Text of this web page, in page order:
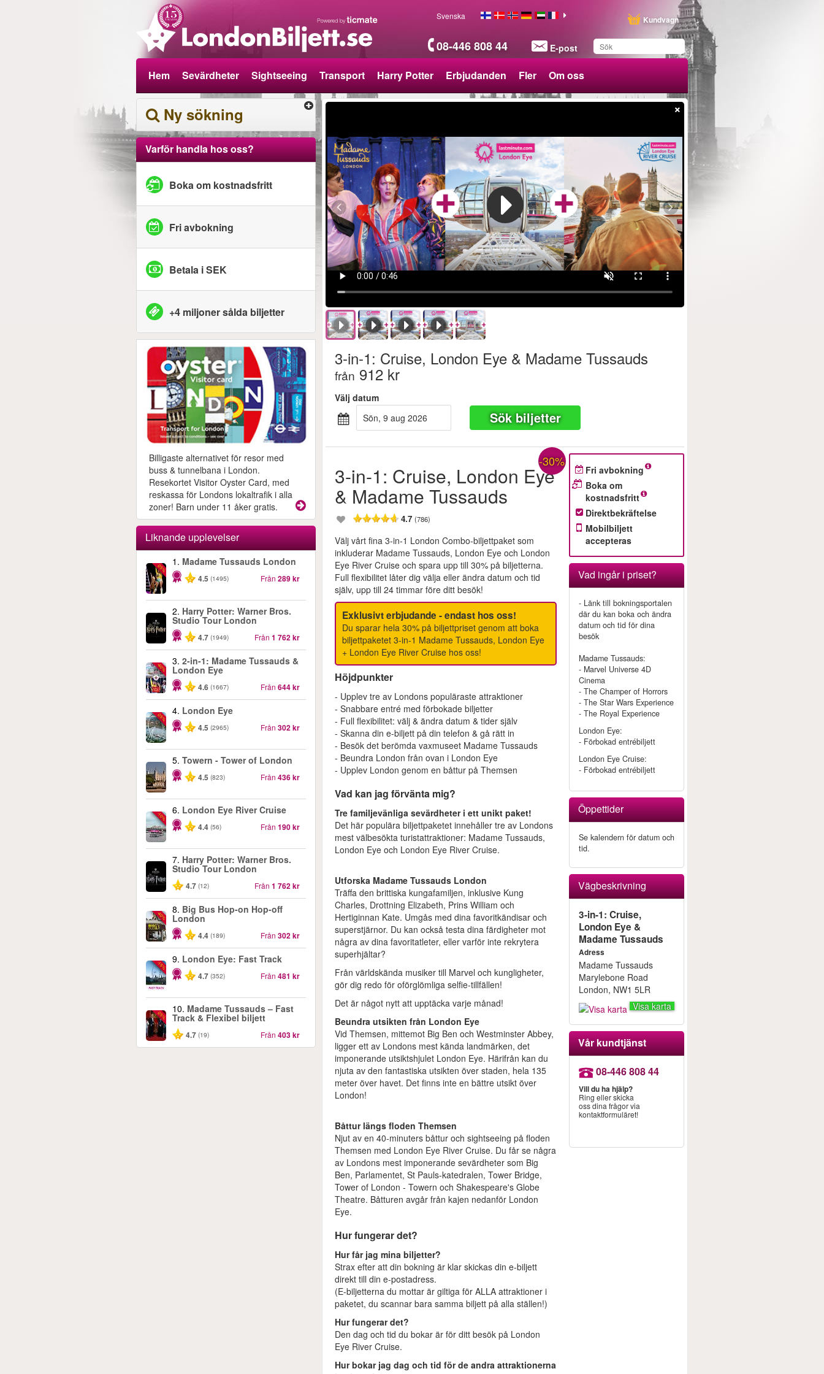
08-446 808 44 E-post
Kundvagn
Svenska
Hem Sevärdheter Sightseeing Transport Harry Potter Erbjudanden Fler Om oss
Ny sökning
Varför handla hos oss?
Boka om kostnadsfritt
Fri avbokning
Betala i SEK
+4 miljoner sålda biljetter
Billigaste alternativet för resor med
buss & tunnelbana i London.
Resekortet Visitor Oyster Card, med
reskassa för Londons lokaltrafik i alla
zoner! Barn under 11 åker gratis.
Liknande upplevelser
-25%
1. Madame Tussauds London
4.5 (1495) Från 289 kr
2. Harry Potter: Warner Bros.
Studio Tour London
4.7 (1949) Från 1 762 kr
-40%
3. 2-in-1: Madame Tussauds &
London Eye
4.6 (1667) Från 644 kr
-25%
4. London Eye
4.5 (2965) Från 302 kr
5. Towern - Tower of London
4.5 (823) Från 436 kr
-10%
6. London Eye River Cruise
4.4 (56) Från 190 kr
7. Harry Potter: Warner Bros.
Studio Tour London
4.7 (12) Från 1 762 kr
-40%
8. Big Bus Hop-on Hop-off
London
4.4 (189) Från 302 kr
-15%
9. London Eye: Fast Track
4.7 (352) Från 481 kr
-25%
10. Madame Tussauds – Fast
Track & Flexibel biljett
4.7 (19) Från 403 kr
×
3-in-1: Cruise, London Eye & Madame Tussauds
från 912 kr
Välj datum
sön, 9 aug 2026
Sök biljetter
-30%
3-in-1: Cruise, London Eye
& Madame Tussauds
4.7(786)
Välj vårt fina 3-in-1 London Combo-biljettpaket som
inkluderar Madame Tussauds, London Eye och London
Eye River Cruise och spara upp till 30% på biljetterna.
Full flexibilitet låter dig välja eller ändra datum och tid
själv, upp till 24 timmar före ditt besök!
Exklusivt erbjudande - endast hos oss!
Du sparar hela 30% på biljettpriset genom att boka
biljettpaketet 3-in-1 Madame Tussauds, London Eye
+ London Eye River Cruise hos oss!
Höjdpunkter
- Upplev tre av Londons populäraste attraktioner
- Snabbare entré med förbokade biljetter
- Full flexibilitet: välj & ändra datum & tider själv
- Skanna din e-biljett på din telefon & gå rätt in
- Besök det berömda vaxmuseet Madame Tussauds
- Beundra London från ovan i London Eye
- Upplev London genom en båttur på Themsen
Vad kan jag förvänta mig?
Tre familjevänliga sevärdheter i ett unikt paket!
Det här populära biljettpaketet innehåller tre av Londons
mest välbesökta turistattraktioner: Madame Tussauds,
London Eye och London Eye River Cruise.
Utforska Madame Tussauds London
Träffa den brittiska kungafamiljen, inklusive Kung
Charles, Drottning Elizabeth, Prins William och
Hertiginnan Kate. Umgås med dina favoritkändisar och
superstjärnor. Du kan också testa dina färdigheter mot
några av dina favoritatleter, eller varför inte rekrytera
superhjältar?
Från världskända musiker till Marvel och kungligheter,
gör dig redo för oförglömliga selfie-tillfällen!
Det är något nytt att upptäcka varje månad!
Beundra utsikten från London Eye
Vid Themsen, mittemot Big Ben och Westminster Abbey,
ligger ett av Londons mest kända landmärken, det
imponerande utsiktshjulet London Eye. Härifrån kan du
njuta av den fantastiska utsikten över staden, hela 135
meter över havet. Det finns inte en bättre utsikt över
London!
Båttur längs floden Themsen
Njut av en 40-minuters båttur och sightseeing på floden
Themsen med London Eye River Cruise. Du får se några
av Londons mest imponerande sevärdheter som Big
Ben, Parlamentet, St Pauls-katedralen, Tower Bridge,
Tower of London - Towern och Shakespeare's Globe
Theatre. Båtturen avgår från kajen nedanför London
Eye.
Hur fungerar det?
Hur får jag mina biljetter?
Strax efter att din bokning är klar skickas din e-biljett
direkt till din e-postadress.
(E-biljetterna du mottar är giltiga för ALLA attraktioner i
paketet, du scannar bara samma biljett på alla ställen!)
Hur fungerar det?
Den dag och tid du bokar är för ditt besök på London
Eye River Cruise.
Hur bokar jag dag och tid för de andra attraktionerna
Fri avbokning
Boka om
kostnadsfritt
Direktbekräftelse
Mobilbiljett
accepteras
Vad ingår i priset?
- Länk till bokningsportalen
där du kan boka och ändra
datum och tid för dina
besök
Madame Tussauds:
- Marvel Universe 4D
Cinema
- The Champer of Horrors
- The Star Wars Experience
- The Royal Experience
London Eye:
- Förbokad entrébiljett
London Eye Cruise:
- Förbokad entrébiljett
Öppettider
Se kalendern för datum och
tid.
Vägbeskrivning
3-in-1: Cruise,
London Eye &
Madame Tussauds
Adress
Madame Tussauds
Marylebone Road
London, NW1 5LR
Visa karta
Vår kundtjänst
08-446 808 44
Vill du ha hjälp?
Ring eller skicka
oss dina frågor via
kontaktformuläret!